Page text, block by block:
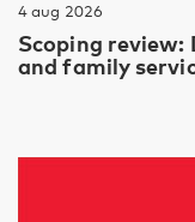
4 aug 2026
Scoping
and family